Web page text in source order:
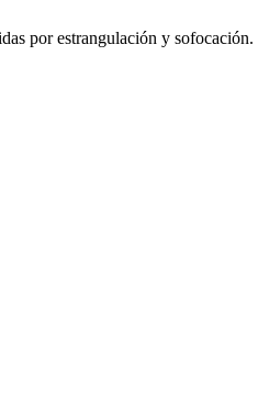
por estrangulación y sofocación.